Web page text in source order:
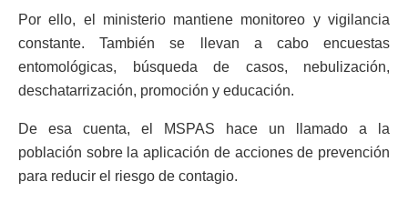
Por ello, el ministerio mantiene monitoreo y vigilancia
constante. También se llevan a cabo encuestas
entomológicas, búsqueda de casos, nebulización,
deschatarrización, promoción y educación.
De esa cuenta, el MSPAS hace un llamado a la
población sobre la aplicación de acciones de prevención
para reducir el riesgo de contagio.